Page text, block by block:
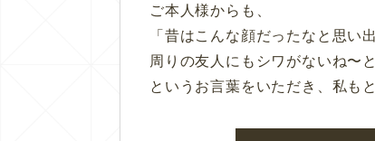
ご本人様からも、
「昔はこんな顔だったなと思い
周りの友人にもシワがないね〜
というお言葉をいただき、私も